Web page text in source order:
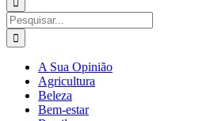
para:
Buscar
resultados
para:
A Sua Opinião
Agricultura
Beleza
Bem-estar